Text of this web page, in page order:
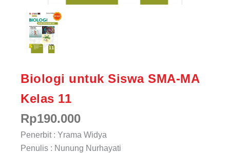
Biologi untuk Siswa SMA-MA
Kelas 11
Rp190.000
Penerbit : Yrama Widya
Penulis : Nunung Nurhayati